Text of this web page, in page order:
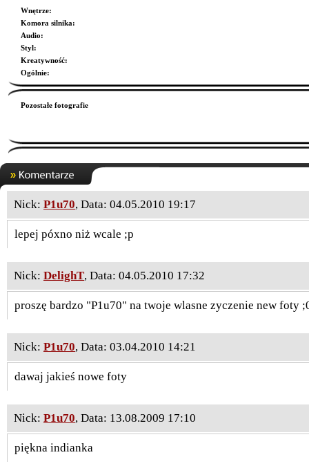
Wnętrze:
Komora silnika:
Audio:
Styl:
Kreatywność:
Ogólnie:
Pozostałe fotografie
Nick: P1u70, Data: 04.05.2010 19:17
lepej póxno niż wcale ;p
Nick: DelighT, Data: 04.05.2010 17:32
proszę bardzo "P1u70" na twoje wlasne zyczenie new foty
Nick: P1u70, Data: 03.04.2010 14:21
dawaj jakieś nowe foty
Nick: P1u70, Data: 13.08.2009 17:10
piękna indianka